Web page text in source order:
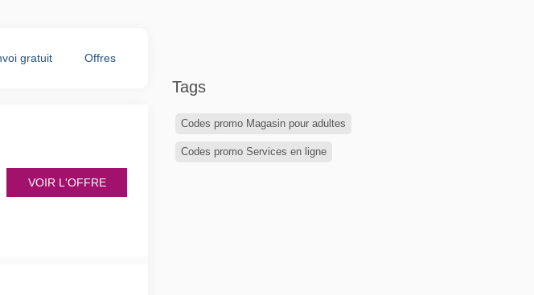
gratuit Offres
VOIR L'OFFRE
Tags
Codes promo Magasin pour adultes
Codes promo Services en ligne